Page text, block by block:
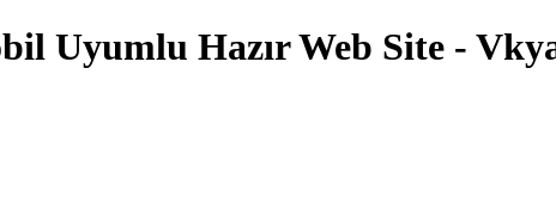
Uyumlu Hazır Web Site -